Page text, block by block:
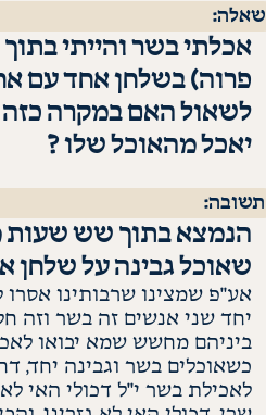
שאלה:
אכלתי בשר והייתי
פרוה) בשלחן אחד עם
לשאול האם במקרה כזה
יאכל מהאוכל שלו ?
תשובה:
הנמצא בתוך שש שעות
שאוכל גבינה על שלחן
אע"פ שמצינושרבותינו
יחד שני אנשים זה בשר וזה
ביניהם מחשש שמא יבואו
כשאוכלים בשר וגבינה יחד,
לאכילת בשר י"ל דכולי האי לא